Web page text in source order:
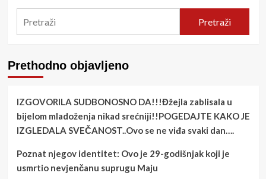
Pretraži
Prethodno objavljeno
IZGOVORILA SUDBONOSNO DA!!!Đžejla zablisala u
bijelom mladoženja nikad srećniji!!POGEDAJTE KAKO JE
IZGLEDALA SVEČANOST..Ovo se ne viđa svaki dan….
Poznat njegov identitet: Ovo je 29-godišnjak koji je
usmrtio nevjenčanu suprugu Maju